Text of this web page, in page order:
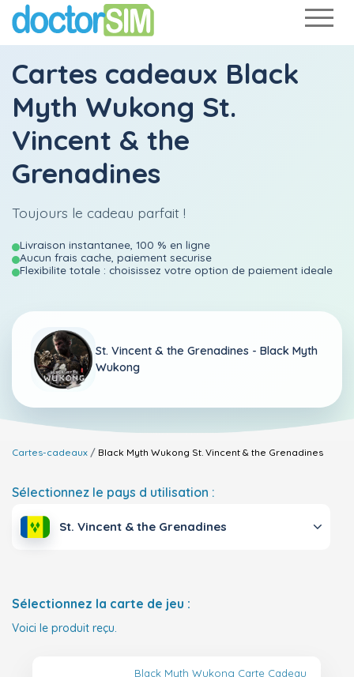
Cartes cadeaux Black
Myth Wukong St.
Vincent & the
Grenadines
Toujours le cadeau parfait !
Livraison instantanee, 100 % en ligne
Aucun frais cache, paiement securise
Flexibilite totale : choisissez votre option de paiement ideale
St. Vincent & the Grenadines - Black Myth
Wukong
Cartes-cadeaux Black Myth Wukong St. Vincent & the Grenadines
Sélectionnez le pays d utilisation :
St. Vincent & the Grenadines
Sélectionnez la carte de jeu :
Voici le produit reçu.
Black Myth Wukong Carte Cadeau